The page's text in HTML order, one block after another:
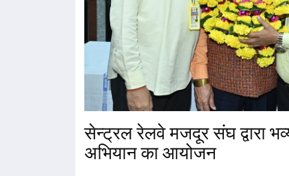
सेन्ट्रल रेलवे मजदूर संघ द्वारा
अभियान का आयोजन